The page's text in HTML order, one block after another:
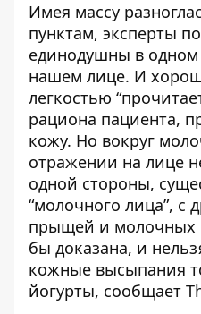
Имея массу
пунктам, эксперты
единодушны в одном
нашем лице. И
легкостью
рациона пациента,
кожу. Но вокруг
отражении на лице
одной стороны,
“молочного лица”, с
прыщей и молочных
бы доказана, и
кожные высыпания
йогурты, сообщает